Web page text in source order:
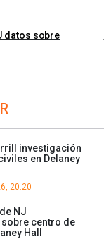
datos sobre
investigación
en Delaney
20:20
NJ
centro de
Hall